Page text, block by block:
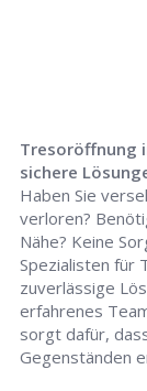
Tresoröffnung
sichere
Haben Sie
verloren?
Nähe? Keine
Spezialisten für
zuverlässige
erfahrenes
sorgt dafür,
Gegenständen